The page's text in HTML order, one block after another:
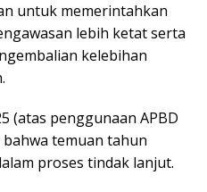
untuk memerintahkan
lebih ketat serta
kelebihan
(atas penggunaan APBD
temuan tahun
proses tindak lanjut.